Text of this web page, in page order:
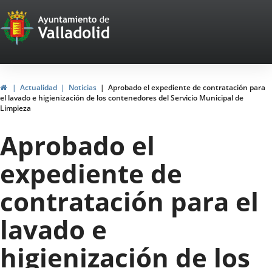
Portal
Web
del
Ayuntamiento
de
Valladolid
InicioActualidad Noticias
Aprobado el expediente de contratación para
el lavado e higienización de los contenedores del Servicio Municipal de
Limpieza
Aprobado el
expediente de
contratación para el
lavado e
higienización de los